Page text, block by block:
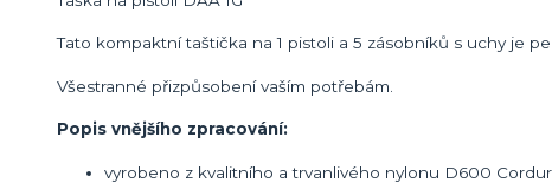
Tato kompaktní taštička na 1 pistoli a 5 zásobníků s uchy je
Všestranné přizpůsobení vaším potřebám.
Popis vnějšího zpracování:
vyrobeno z kvalitního a trvanlivého nylonu D600